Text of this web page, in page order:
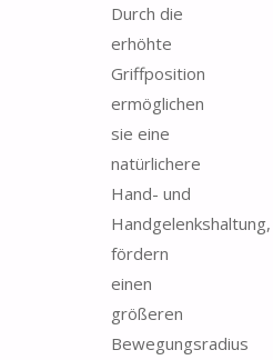
Durch die
erhöhte
Griffposition
ermöglichen
sie eine
natürlichere
Hand- und
Handgelenkshaltung,
fördern
einen
größeren
Bewegungsradius